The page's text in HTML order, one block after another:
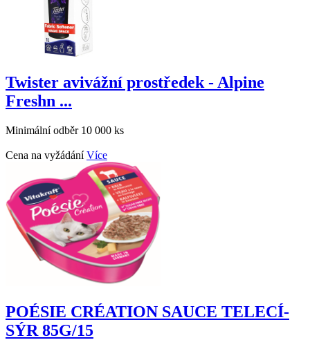
Twister avivážní prostředek - Alpine
Freshn ...
Minimální odběr 10 000 ks
Cena na vyžádáníVíce
POÉSIE CRÉATION SAUCE TELECÍ-
SÝR 85G/15